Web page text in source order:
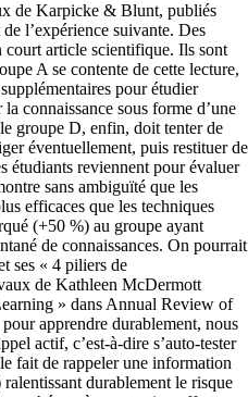
de Karpicke & Blunt, publiés
l’expérience suivante. Des
article scientifique. Ils sont
A se contente de cette lecture,
pour étudier
connaissance sous forme d’une
groupe D, enfin, doit tenter de
éventuellement, puis restituer de
étudiants reviennent pour évaluer
sans ambiguïté que les
efficaces que les techniques
(+50 %) au groupe ayant
de connaissances. On pourrait
ses « 4 piliers de
de Kathleen McDermott
» dans Annual Review of
apprendre durablement, nous
actif, c’est-à-dire s’auto-tester
fait de rappeler une information
durablement le risque